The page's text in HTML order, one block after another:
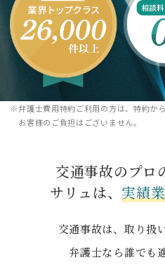
弁護士費用特約ご利用の方は、特約か
お客様のご負担はございません。
交通事故のプロ
サリュは、実績
交通事故は、取り扱
弁護士なら誰でも